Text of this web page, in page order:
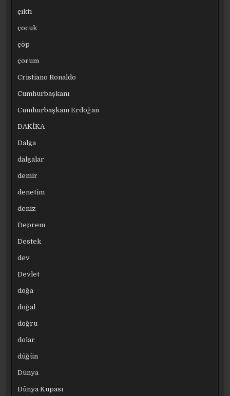
çıktı
çocuk
çöp
çorum
Cristiano Ronaldo
Cumhurbaşkanı
Cumhurbaşkanı Erdoğan
DAKİKA
Dalga
dalgalar
demir
denetim
deniz
Deprem
Destek
dev
Devlet
doğa
doğal
doğru
dolar
düğün
Dünya
Dünya Kupası